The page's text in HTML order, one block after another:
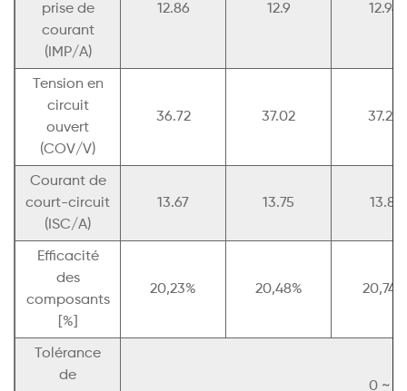
prise de
courant
(IMP/A)
12.86 12.9 12.94
Tension en
circuit
ouvert
(COV/V)
36.72 37.02 37.24
Courant de
court-circuit
(ISC/A)
13.67 13.75 13.81
Efficacité
des
composants
[%]
20,23% 20,48% 20,74%
Tolérance
de
0 ~ 5